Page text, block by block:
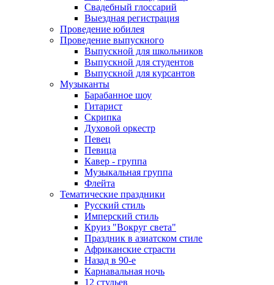
Свадебный глоссарий
Выездная регистрация
Проведение юбилея
Проведение выпускного
Выпускной для школьников
Выпускной для студентов
Выпускной для курсантов
Музыканты
Барабанное шоу
Гитарист
Скрипка
Духовой оркестр
Певец
Певица
Кавер - группа
Музыкальная группа
Флейта
Тематические праздники
Русский стиль
Имперский стиль
Круиз "Вокруг света"
Праздник в азиатском стиле
Африканские страсти
Назад в 90-е
Карнавальная ночь
12 стульев